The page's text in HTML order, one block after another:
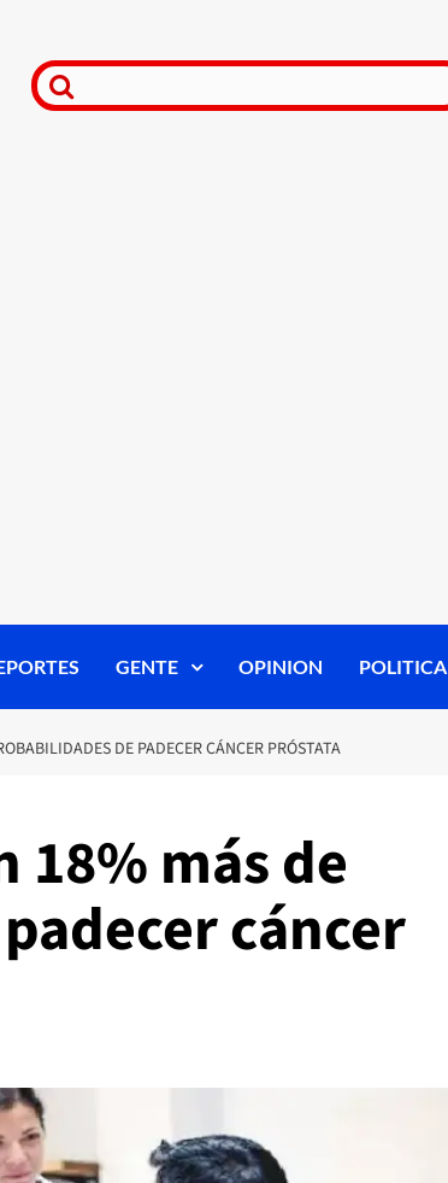
GENTE OPINION POLITICA
DE PADECER CÁNCER PRÓSTATA
18% más de
cáncer